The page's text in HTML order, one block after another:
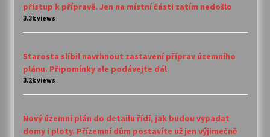
přístup k přípravě. Jen na místní části zatím nedošlo
3.3k views
Starosta slíbil navrhnout zastavení příprav územního
plánu. Připomínky ale podávejte dál
3.2k views
Nový územní plán do detailu řídí, jak budou vypadat
domy i ploty. Přízemní dům postavíte už jen výjimečně